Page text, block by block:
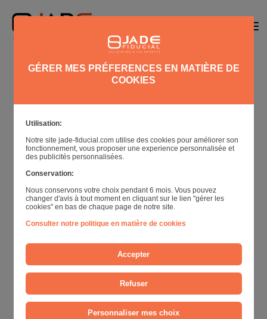
Conférence implantation
aux US: Should I Stay or
Should I Go?
27/05/2025 Conférences
GÉRER MES PRÉFERENCES EN MATIÈRE DE
COOKIES
Utilisation:
Notre site jade-fiducial.com utilise des cookies pour améliorer son
fonctionnement, vous proposer une experience personnalisée et
des publicités personnalisées.
Conservation:
Nous conservons votre choix pendant 6 mois. Vous pouvez
changer d'avis à tout moment en cliquant sur le lien "gérer les
cookies" en bas de chaque page de notre site.
Consulter notre politique en matière de cookies
Accepter
Refuser
Personnaliser mes choix